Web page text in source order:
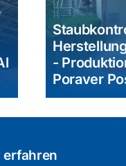
-
Poraver
erfahren